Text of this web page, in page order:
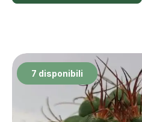
7 disponibili